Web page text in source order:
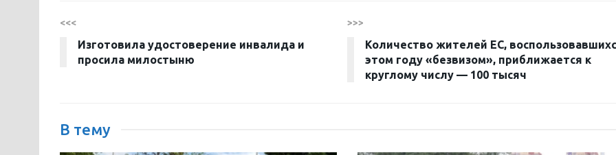
<<<
Изготовила удостоверение инвалида и
просила милостыню
>>>
Количество жителей ЕС,
этом году «безвизом», приближается к
круглому числу — 100 тысяч
В тему